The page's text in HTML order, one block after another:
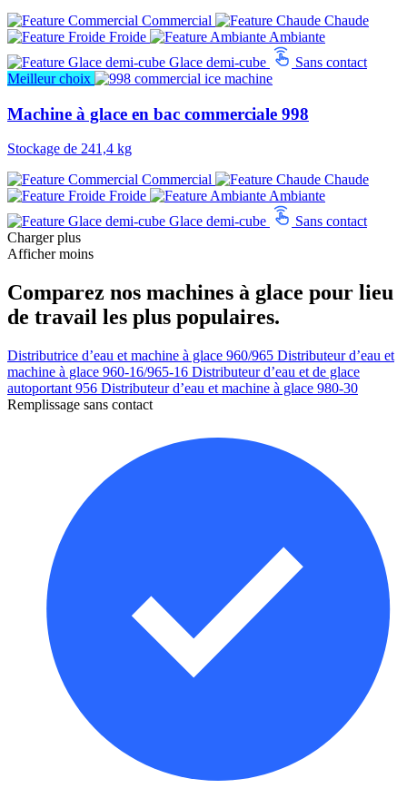
Commercial
Chaude
Froide
Ambiante
Glace demi-cube
Sans contact
Meilleur choix
Machine à glace en bac commerciale 998
Stockage de 241,4 kg
Commercial
Chaude
Froide
Ambiante
Glace demi-cube
Sans contact
Charger plus
Afficher moins
Comparez nos machines à glace pour lieu
de travail les plus populaires.
Distributrice d’eau et machine à glace 960/965 Distributeur d’eau et
machine à glace 960-16/965-16 Distributeur d’eau et de glace
autoportant 956 Distributeur d’eau et machine à glace 980-30
Remplissage sans contact